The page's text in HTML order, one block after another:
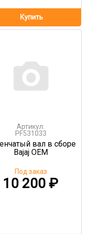
Артикул:
PF531033
вал в сборе
Bajaj OEM
10 200₽
Под заказ